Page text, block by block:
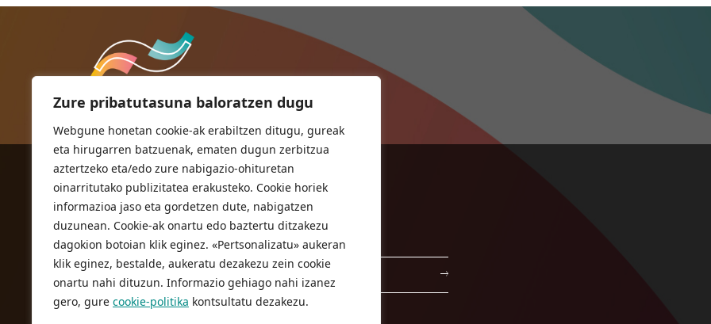
Zure pribatutasuna baloratzen dugu
Webgune honetan cookie-ak erabiltzen ditugu, gureak
eta hirugarren batzuenak, ematen dugun zerbitzua
aztertzeko eta/edo zure nabigazio-ohituretan
oinarritutako publizitatea erakusteko. Cookie horiek
informazioa jaso eta gordetzen dute, nabigatzen
duzunean. Cookie-ak onartu edo baztertu ditzakezu
dagokion botoian klik eginez. «Pertsonalizatu» aukeran
klik eginez, bestalde, aukeratu dezakezu zein cookie
onartu nahi dituzun. Informazio gehiago nahi izanez
gero, gure cookie-politika kontsultatu dezakezu.
ORIOKO UDALA
Herriko plaza,1
20810 Orio (Gipuzkoa)
T. 943 83 03 46
bulegoak@orio.eus